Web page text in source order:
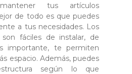
tus artículos
de todo es que puedes
a tus necesidades. Los
fáciles de instalar, de
importante, te permiten
espacio. Además, puedes
según lo que